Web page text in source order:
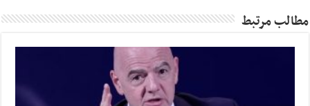
مطالب مرتبط